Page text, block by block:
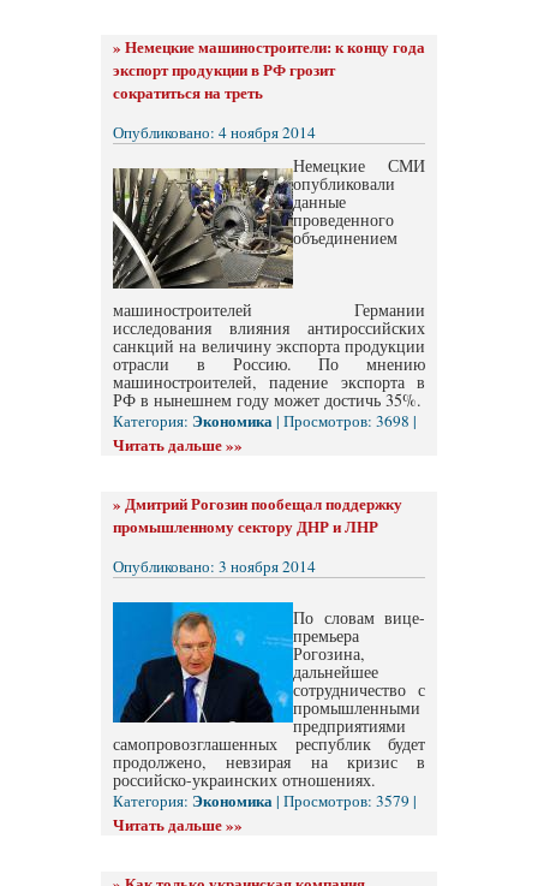
» Немецкие машиностроители: к концу года
экспорт продукции в РФ грозит
сократиться на треть
Опубликовано: 4 ноября 2014
Немецкие СМИ
опубликовали
данные
проведенного
объединением
машиностроителей Германии
исследования влияния антироссийских
санкций на величину экспорта продукции
отрасли в Россию. По мнению
машиностроителей, падение экспорта в
РФ в нынешнем году может достичь 35%.
Категория: Экономика| Просмотров: 3698 |
Читать дальше »»
» Дмитрий Рогозин пообещал поддержку
промышленному сектору ДНР и ЛНР
Опубликовано: 3 ноября 2014
По словам вице-
премьера
Рогозина,
дальнейшее
сотрудничество с
промышленными
предприятиями
самопровозглашенных республик будет
продолжено, невзирая на кризис в
российско-украинских отношениях.
Категория: Экономика| Просмотров: 3579 |
Читать дальше »»